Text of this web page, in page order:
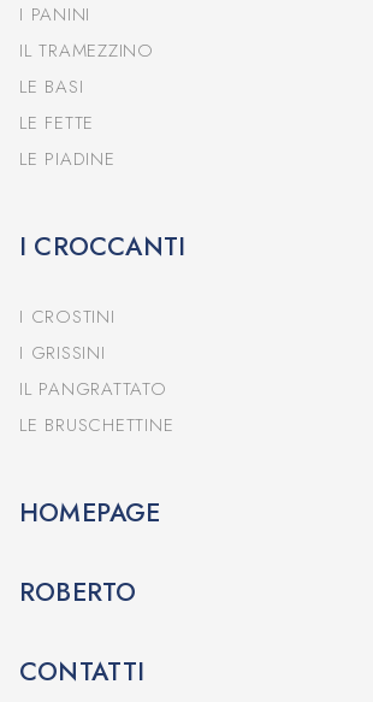
I PANINI
IL TRAMEZZINO
LE BASI
LE FETTE
LE PIADINE
I CROCCANTI
I CROSTINI
I GRISSINI
IL PANGRATTATO
LE BRUSCHETTINE
HOMEPAGE
ROBERTO
CONTATTI